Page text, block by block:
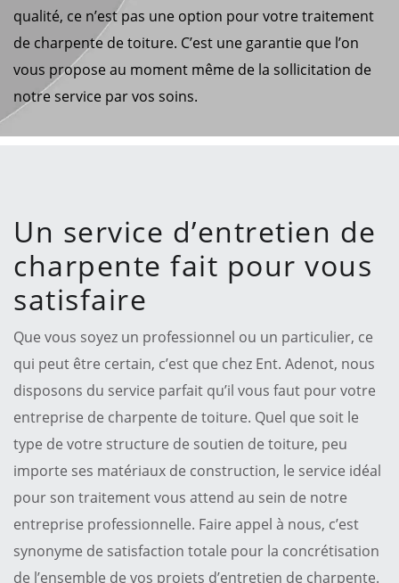
qualité, ce n’est pas une option pour votre traitement
de charpente de toiture. C’est une garantie que l’on
vous propose au moment même de la sollicitation de
notre service par vos soins.
Un service d’entretien de
charpente fait pour vous
satisfaire
Que vous soyez un professionnel ou un particulier, ce
qui peut être certain, c’est que chez Ent. Adenot, nous
disposons du service parfait qu’il vous faut pour votre
entreprise de charpente de toiture. Quel que soit le
type de votre structure de soutien de toiture, peu
importe ses matériaux de construction, le service idéal
pour son traitement vous attend au sein de notre
entreprise professionnelle. Faire appel à nous, c’est
synonyme de satisfaction totale pour la concrétisation
de l’ensemble de vos projets d’entretien de charpente.